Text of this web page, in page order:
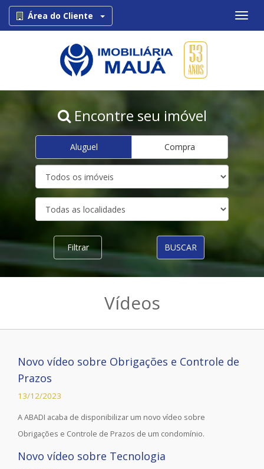
Área do Cliente Toggle Dropdown
Encontre seu imóvel
Aluguel Compra
Filtrar BUSCAR
Vídeos
Novo vídeo sobre Obrigações e Controle de
Prazos
13/12/2023
A ABADI acaba de disponibilizar um novo vídeo sobre
Obrigações e Controle de Prazos de um condomínio.
Novo vídeo sobre Tecnologia